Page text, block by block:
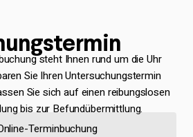
steht Ihnen rund um die Uhr
Sie Ihren Untersuchungstermin
Sie sich auf einen reibungslosen
bis zur Befundübermittlung.
Terminbuchung